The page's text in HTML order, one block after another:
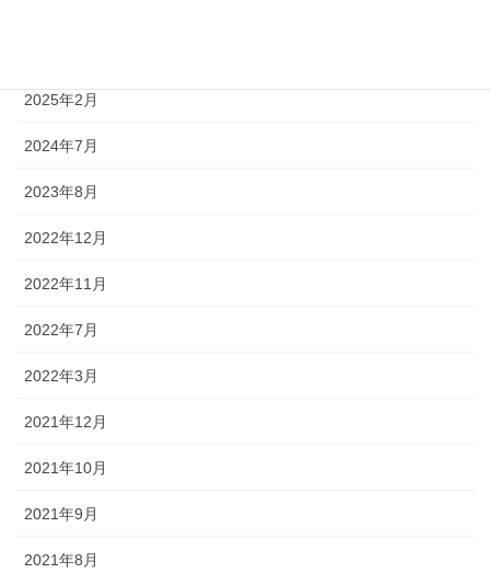
2025年2月
2024年7月
2023年8月
2022年12月
2022年11月
2022年7月
2022年3月
2021年12月
2021年10月
2021年9月
2021年8月